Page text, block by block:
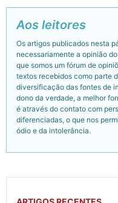
Aos leitores
Os artigos publicados nesta
necessariamente a opinião
que somos um fórum de
textos recebidos como parte
diversificação das fontes de
dono da verdade, a melhor
é através do contato com
diferenciadas, o que nos
ódio e da intolerância.